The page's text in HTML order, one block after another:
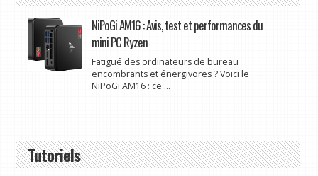
NiPoGi AM16 : Avis, test et performances du
mini PC Ryzen
Fatigué des ordinateurs de bureau
encombrants et énergivores ? Voici le
NiPoGi AM16 : ce ...
Tutoriels